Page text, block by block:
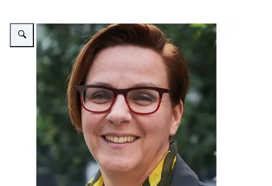
Vergroot afbeelding Angelique de Kleijn-Buskens